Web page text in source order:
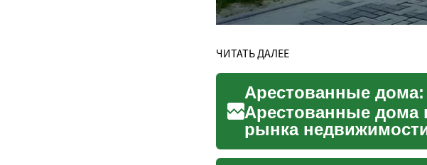
ЧИТАТЬ ДАЛЕЕ
Арестованные дома
рынка
продажу после